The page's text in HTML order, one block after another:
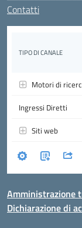
Contatti
Amministrazione
Dichiarazione di